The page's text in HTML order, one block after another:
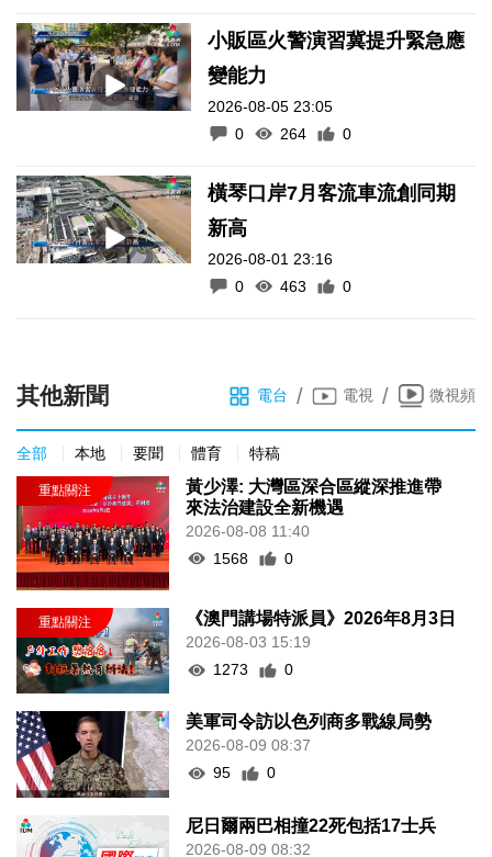
小販區火警演習冀提升緊急應
變能力
2026-08-05 23:05
0
264 0
橫琴口岸7月客流車流創同期
新高
2026-08-01 23:16
0
463 0
其他新聞 電台 / 電視 / 微視頻
全部 本地 要聞 體育 特稿
黃少澤: 大灣區深合區縱深推進帶
來法治建設全新機遇
2026-08-08 11:40
1568
0
《澳門講場特派員》2026年8月3日
2026-08-03 15:19
1273
0
美軍司令訪以色列商多戰線局勢
2026-08-09 08:37
95
0
尼日爾兩巴相撞22死包括17士兵
2026-08-09 08:32